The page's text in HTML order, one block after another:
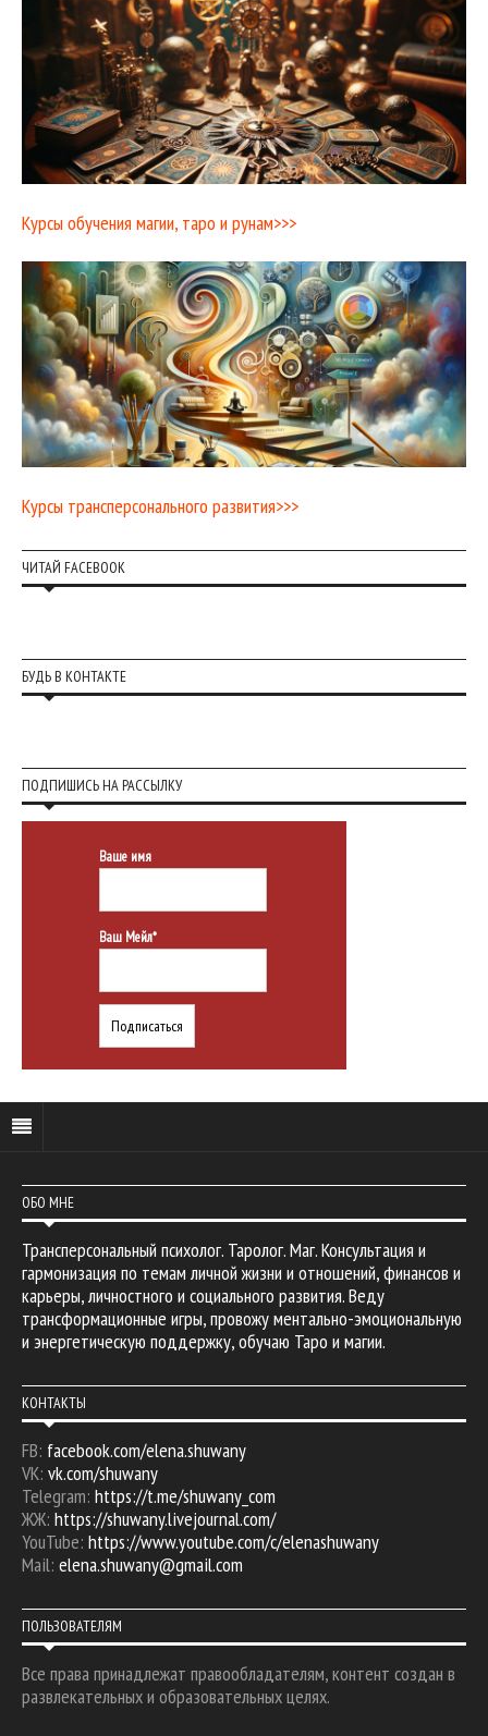
Курсы обучения магии, таро и рунам>>>
Курсы трансперсонального развития>>>
ЧИТАЙ FACEBOOK
БУДЬ В КОНТАКТЕ
ПОДПИШИСЬ НА РАССЫЛКУ
Ваше имя
Ваш Мейл*
ОБО МНЕ
Трансперсональный психолог. Таролог. Маг. Консультация и
гармонизация по темам личной жизни и отношений, финансов и
карьеры, личностного и социального развития. Веду
трансформационные игры, провожу ментально-эмоциональную
и энергетическую поддержку, обучаю Таро и магии.
КОНТАКТЫ
FB: facebook.com/elena.shuwany
VK: vk.com/shuwany
Telegram: https://t.me/shuwany_com
ЖЖ: https://shuwany.livejournal.com/
YouTube: https://www.youtube.com/c/elenashuwany
Mail: elena.shuwany@gmail.com
ПОЛЬЗОВАТЕЛЯМ
Все права принадлежат правообладателям, контент создан в
развлекательных и образовательных целях.